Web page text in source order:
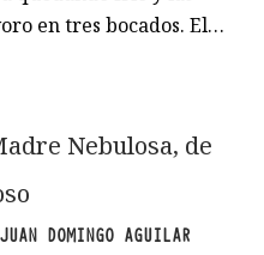
en tres bocados. El…
Nebulosa, de
JUAN DOMINGO AGUILAR